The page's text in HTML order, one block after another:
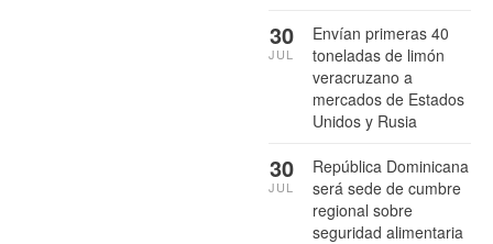
Envían primeras 40
toneladas de limón
veracruzano a
mercados de Estados
Unidos y Rusia
30
JUL
República Dominicana
será sede de cumbre
regional sobre
seguridad alimentaria
30
JUL